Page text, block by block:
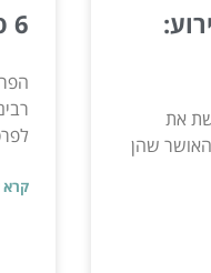
את
שהן
6 סיבות לפרסם בגוגל
קרא